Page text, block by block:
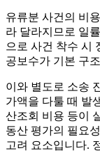
유류분 사건의 비
라 달라지므로 일
으로 사건 착수 시
공보수가 기본 구
이와 별도로 소송
가액을 다툴 때 발
산조회 비용 등이
동산 평가의 필요
고려 요소입니다.